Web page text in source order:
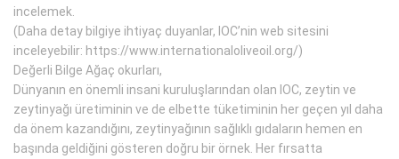
incelemek.
(Daha detay bilgiye ihtiyaç duyanlar, IOC’nin web sitesini
inceleyebilir: https://www.internationaloliveoil.org/)
Değerli Bilge Ağaç okurları,
Dünyanın en önemli insani kuruluşlarından olan IOC, zeytin ve
zeytinyağı üretiminin ve de elbette tüketiminin her geçen yıl daha
da önem kazandığını, zeytinyağının sağlıklı gıdaların hemen en
başında geldiğini gösteren doğru bir örnek. Her fırsatta